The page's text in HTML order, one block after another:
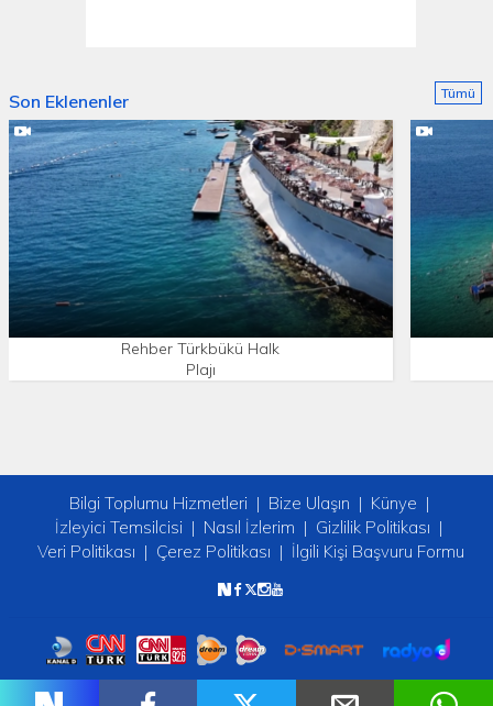
Son Eklenenler
Rehber Türkbükü Halk
Plajı
Tümü
Bilgi Toplumu Hizmetleri Bize Ulaşın
Künye
İzleyici Temsilcisi
Nasıl İzlerim
Gizlilik Politikası
Veri Politikası
Çerez Politikası İlgili Kişi Başvuru Formu